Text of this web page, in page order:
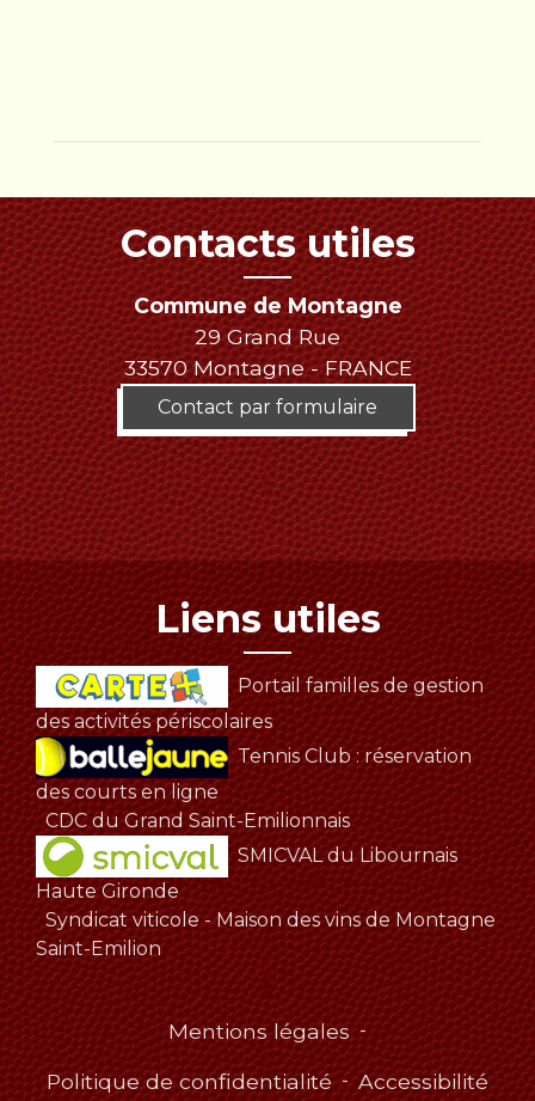
Contacts utiles
Commune de Montagne
29 Grand Rue
33570 Montagne - FRANCE
Contact par formulaire
Liens utiles
Portail familles de gestion
des activités périscolaires
Tennis Club : réservation
des courts en ligne
CDC du Grand Saint-Emilionnais
SMICVAL du Libournais
Haute Gironde
Syndicat viticole - Maison des vins de Montagne
Saint-Emilion
Mentions légales -
Politique de confidentialité - Accessibilité